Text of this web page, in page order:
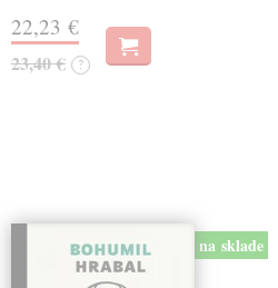
22,23 €
23,40 € ?
na sklade